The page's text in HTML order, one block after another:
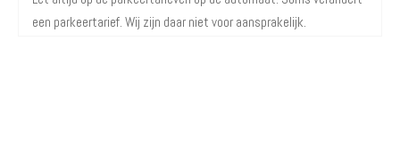
een parkeertarief. Wij zijn daar niet voor aansprakelijk.